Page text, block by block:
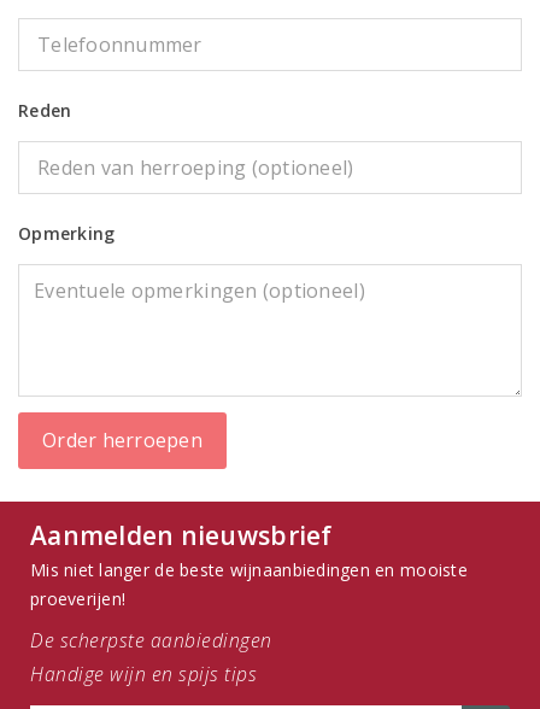
Reden
Opmerking
Order herroepen
Aanmelden nieuwsbrief
Mis niet langer de beste wijnaanbiedingen en mooiste
proeverijen!
De scherpste aanbiedingen
Handige wijn en spijs tips